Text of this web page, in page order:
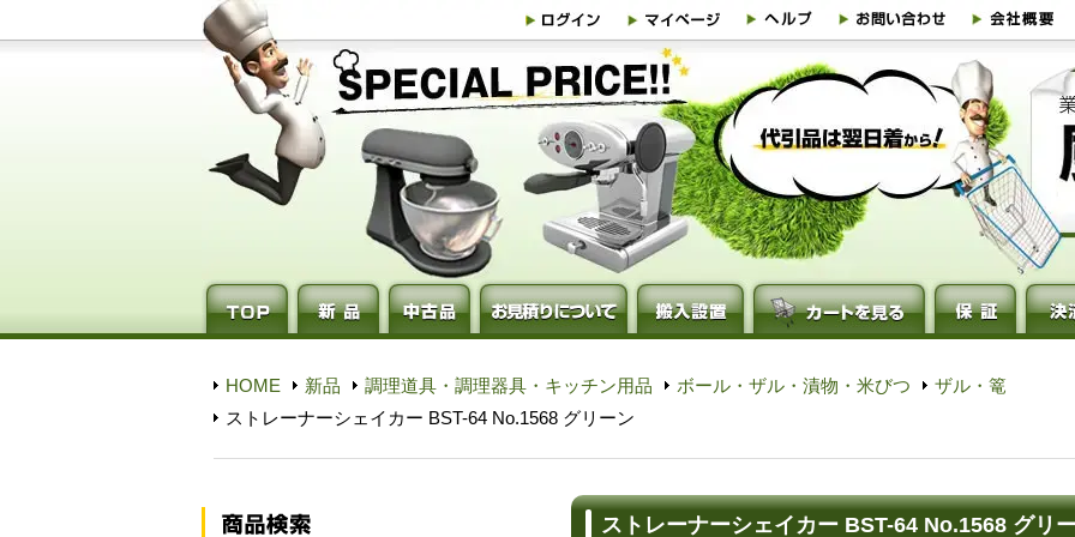
HOME 新品 調理道具・調理器具・キッチン用品 ボール・ザル・漬物・米びつ
ザル・篭
ストレーナーシェイカー BST-64 No.1568 グリーン
ストレーナーシェイカー BST-64 No.1568 グリ